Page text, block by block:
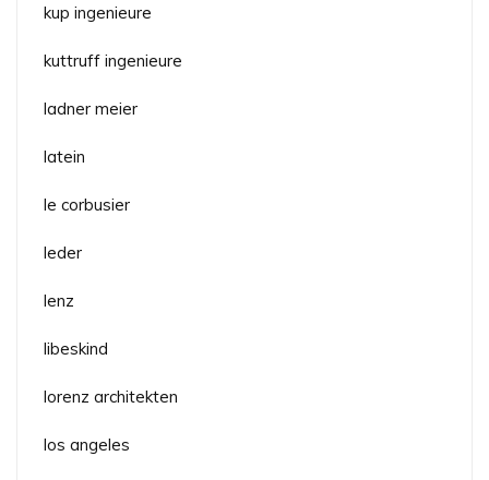
kup ingenieure
kuttruff ingenieure
ladner meier
latein
le corbusier
leder
lenz
libeskind
lorenz architekten
los angeles